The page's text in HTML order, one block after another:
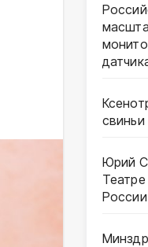
Юрий
России